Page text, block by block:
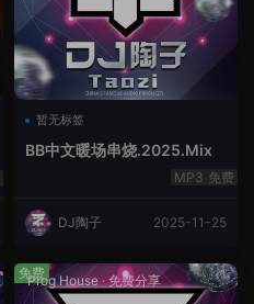
暂无标签
BB中文暖场串烧.2025.Mix
免费
DJ陶子 2025-11-25
Prog House·免费分享
免费